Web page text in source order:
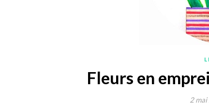
Fleurs en
2